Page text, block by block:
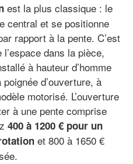
est la plus classique : le
central et se positionne
rapport à la pente. C’est
dans la pièce,
à hauteur d’homme
d’ouverture, à
motorisé. L’ouverture
à une pente comprise
400 à 1200 € pour un
et 800 à 1650 €